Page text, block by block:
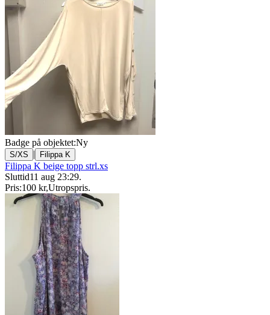
Badge på objektet:Ny
S/XS | Filippa K
Filippa K beige topp strl.xs
Sluttid11 aug 23:29.
Pris:100 kr,Utropspris.